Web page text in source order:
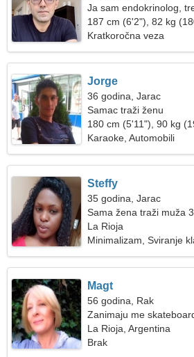
Ja sam endokrinolog,
187 cm (6'2"), 82 kg
Kratkoročna veza
Jorge
36 godina, Jarac
Samac traži ženu
180 cm (5'11"), 90 kg
Karaoke, Automobili
Steffy
35 godina, Jarac
Sama žena traži muža
La Rioja
Minimalizam, Sviranje
Magt
56 godina, Rak
Zanimaju me
La Rioja, Argentina
Brak